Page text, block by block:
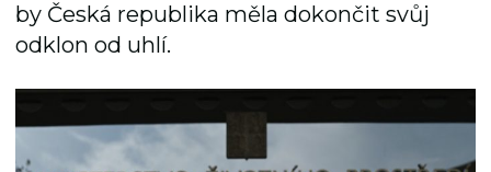
by Česká republika měla dokončit svůj
odklon od uhlí.